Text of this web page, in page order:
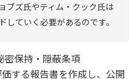
ブズ氏やティム・クック氏は
ていく必要があるのです。
密保持・隠蔽条項
する報告書を作成し、公開